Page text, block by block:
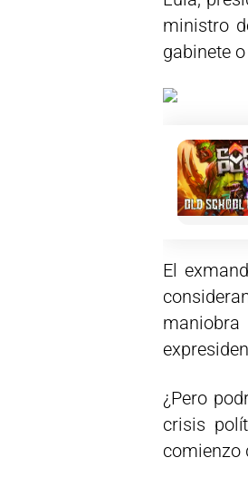
ministro
gabinete
El
¿Pero
crisis
comienzo